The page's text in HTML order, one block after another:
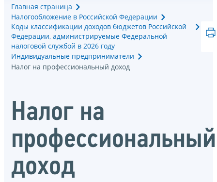
Главная страница
Налогообложение в Российской Федерации
Коды классификации доходов бюджетов Российской
Федерации, администрируемые Федеральной
налоговой службой в 2026 году
Индивидуальные предприниматели
Налог на профессиональный доход
Налог на
профессиональный
доход